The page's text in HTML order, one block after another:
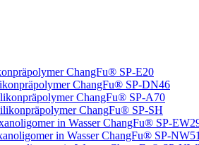
ChangFu® SP-E20
ChangFu® SP-DN46
ChangFu® SP-A70
ChangFu® SP-SH
in Wasser ChangFu® SP-
in Wasser ChangFu® SP-